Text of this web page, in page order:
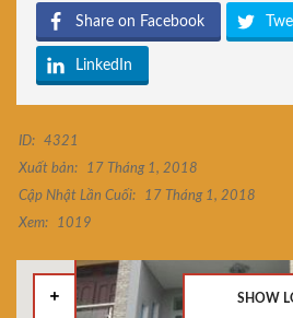
Share on Facebook
LinkedIn
ID:
4321
Xuất bản:
17 Tháng 1, 2018
Cập Nhật Lần Cuối:
17 Tháng 1, 2018
Xem:
1019
SHOW